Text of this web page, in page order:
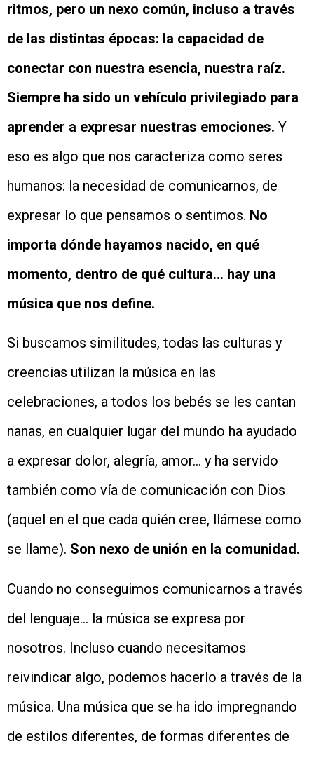
ritmos, pero un nexo común, incluso a través
de las distintas épocas: la capacidad de
conectar con nuestra esencia, nuestra raíz.
Siempre ha sido un vehículo privilegiado para
aprender a expresar nuestras emociones. Y
eso es algo que nos caracteriza como seres
humanos: la necesidad de comunicarnos, de
expresar lo que pensamos o sentimos. No
importa dónde hayamos nacido, en qué
momento, dentro de qué cultura… hay una
música que nos define.
Si buscamos similitudes, todas las culturas y
creencias utilizan la música en las
celebraciones, a todos los bebés se les cantan
nanas, en cualquier lugar del mundo ha ayudado
a expresar dolor, alegría, amor… y ha servido
también como vía de comunicación con Dios
(aquel en el que cada quién cree, llámese como
se llame). Son nexo de unión en la comunidad.
Cuando no conseguimos comunicarnos a través
del lenguaje… la música se expresa por
nosotros. Incluso cuando necesitamos
reivindicar algo, podemos hacerlo a través de la
música. Una música que se ha ido impregnando
de estilos diferentes, de formas diferentes de